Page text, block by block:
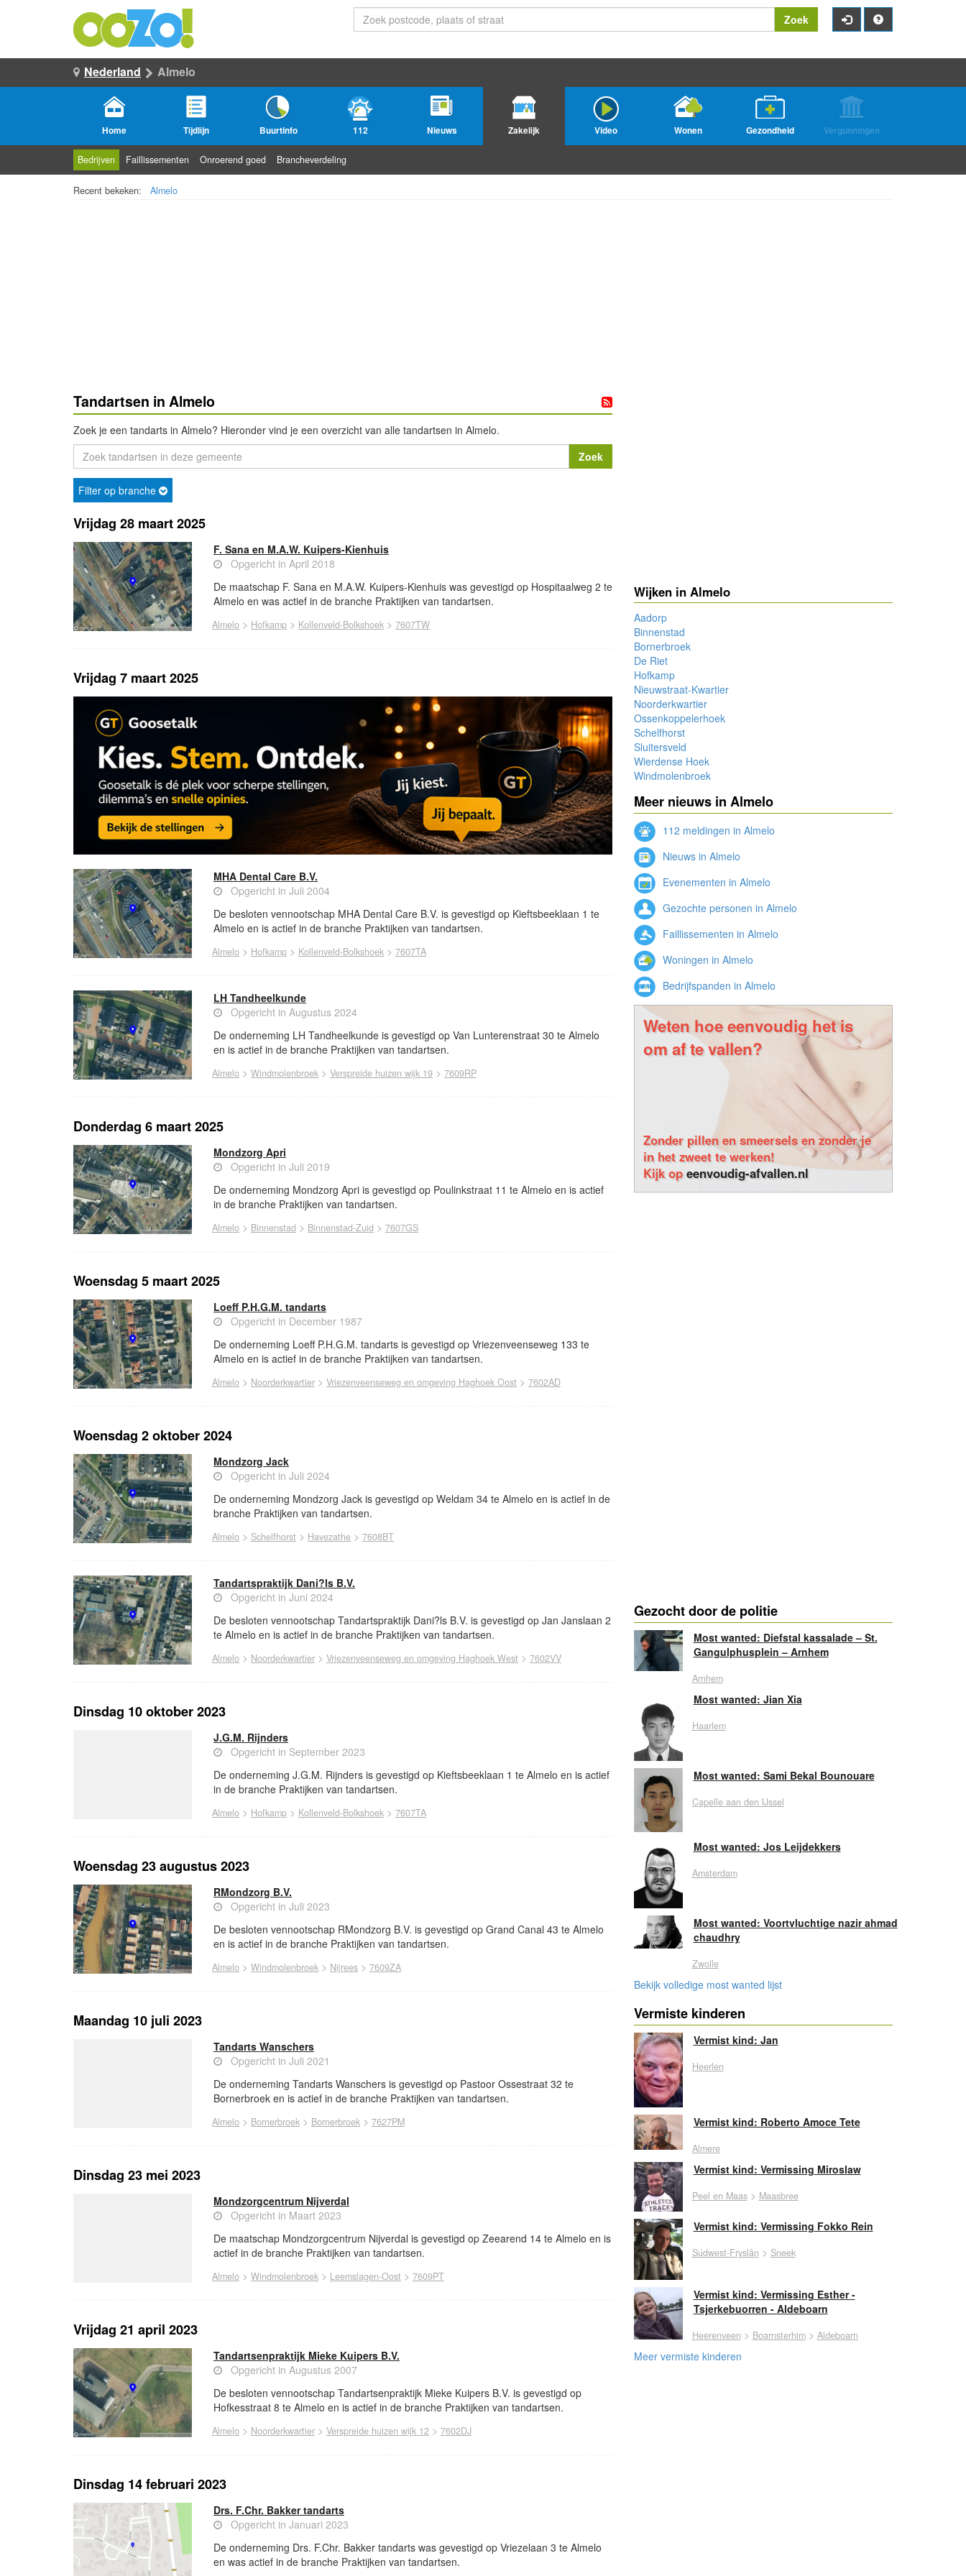
Zoek
Nederland Almelo
Home Tijdlijn Buurtinfo 112 Nieuws Zakelijk Video Wonen Gezondheid Vergunningen
Bedrijven Faillissementen Onroerend goed Brancheverdeling
Recent bekeken: Almelo
Tandartsen in Almelo
Zoek je een tandarts in Almelo? Hieronder vind je een overzicht van alle tandartsen in Almelo.
Filter op branche
Vrijdag 28 maart 2025
F. Sana en M.A.W. Kuipers-Kienhuis
Opgericht in April 2018
De maatschap F. Sana en M.A.W. Kuipers-Kienhuis was gevestigd op Hospitaalweg 2 te
Almelo en was actief in de branche Praktijken van tandartsen.
Almelo > Hofkamp > Kollenveld-Bolkshoek > 7607TW
Vrijdag 7 maart 2025
MHA Dental Care B.V.
Opgericht in Juli 2004
De besloten vennootschap MHA Dental Care B.V. is gevestigd op Kieftsbeeklaan 1 te
Almelo en is actief in de branche Praktijken van tandartsen.
Almelo > Hofkamp > Kollenveld-Bolkshoek > 7607TA
LH Tandheelkunde
Opgericht in Augustus 2024
De onderneming LH Tandheelkunde is gevestigd op Van Lunterenstraat 30 te Almelo
en is actief in de branche Praktijken van tandartsen.
Almelo > Windmolenbroek > Verspreide huizen wijk 19 > 7609RP
Donderdag 6 maart 2025
Mondzorg Apri
Opgericht in Juli 2019
De onderneming Mondzorg Apri is gevestigd op Poulinkstraat 11 te Almelo en is actief
in de branche Praktijken van tandartsen.
Almelo > Binnenstad > Binnenstad-Zuid > 7607GS
Woensdag 5 maart 2025
Loeff P.H.G.M. tandarts
Opgericht in December 1987
De onderneming Loeff P.H.G.M. tandarts is gevestigd op Vriezenveenseweg 133 te
Almelo en is actief in de branche Praktijken van tandartsen.
Almelo > Noorderkwartier > Vriezenveenseweg en omgeving Haghoek Oost > 7602AD
Woensdag 2 oktober 2024
Mondzorg Jack
Opgericht in Juli 2024
De onderneming Mondzorg Jack is gevestigd op Weldam 34 te Almelo en is actief in de
branche Praktijken van tandartsen.
Almelo > Schelfhorst > Havezathe > 7608BT
Tandartspraktijk Dani?ls B.V.
Opgericht in Juni 2024
De besloten vennootschap Tandartspraktijk Dani?ls B.V. is gevestigd op Jan Janslaan 2
te Almelo en is actief in de branche Praktijken van tandartsen.
Almelo > Noorderkwartier > Vriezenveenseweg en omgeving Haghoek West > 7602VV
Dinsdag 10 oktober 2023
J.G.M. Rijnders
Opgericht in September 2023
De onderneming J.G.M. Rijnders is gevestigd op Kieftsbeeklaan 1 te Almelo en is actief
in de branche Praktijken van tandartsen.
Almelo > Hofkamp > Kollenveld-Bolkshoek > 7607TA
Woensdag 23 augustus 2023
RMondzorg B.V.
Opgericht in Juli 2023
De besloten vennootschap RMondzorg B.V. is gevestigd op Grand Canal 43 te Almelo
en is actief in de branche Praktijken van tandartsen.
Almelo > Windmolenbroek > Nijrees > 7609ZA
Maandag 10 juli 2023
Tandarts Wanschers
Opgericht in Juli 2021
De onderneming Tandarts Wanschers is gevestigd op Pastoor Ossestraat 32 te
Bornerbroek en is actief in de branche Praktijken van tandartsen.
Almelo > Bornerbroek > Bornerbroek > 7627PM
Dinsdag 23 mei 2023
Mondzorgcentrum Nijverdal
Opgericht in Maart 2023
De maatschap Mondzorgcentrum Nijverdal is gevestigd op Zeearend 14 te Almelo en is
actief in de branche Praktijken van tandartsen.
Almelo > Windmolenbroek > Leemslagen-Oost > 7609PT
Vrijdag 21 april 2023
Tandartsenpraktijk Mieke Kuipers B.V.
Opgericht in Augustus 2007
De besloten vennootschap Tandartsenpraktijk Mieke Kuipers B.V. is gevestigd op
Hofkesstraat 8 te Almelo en is actief in de branche Praktijken van tandartsen.
Almelo > Noorderkwartier > Verspreide huizen wijk 12 > 7602DJ
Dinsdag 14 februari 2023
Drs. F.Chr. Bakker tandarts
Opgericht in Januari 2023
De onderneming Drs. F.Chr. Bakker tandarts was gevestigd op Vriezelaan 3 te Almelo
en was actief in de branche Praktijken van tandartsen.
Wijken in Almelo
Aadorp
Binnenstad
Bornerbroek
De Riet
Hofkamp
Nieuwstraat-Kwartier
Noorderkwartier
Ossenkoppelerhoek
Schelfhorst
Sluitersveld
Wierdense Hoek
Windmolenbroek
Meer nieuws in Almelo
112 meldingen in Almelo
Nieuws in Almelo
Evenementen in Almelo
Gezochte personen in Almelo
Faillissementen in Almelo
Woningen in Almelo
Bedrijfspanden in Almelo
Weten hoe eenvoudig het is
om af te vallen?
Zonder pillen en smeersels en zonder je
in het zweet te werken!
Kijk opeenvoudig-afvallen.nl
Gezocht door de politie
Most wanted: Diefstal kassalade – St.
Gangulphusplein – Arnhem
Arnhem
Most wanted: Jian Xia
Haarlem
Most wanted: Sami Bekal Bounouare
Capelle aan den IJssel
Most wanted: Jos Leijdekkers
Amsterdam
Most wanted: Voortvluchtige nazir ahmad
chaudhry
Zwolle
Bekijk volledige most wanted lijst
Vermiste kinderen
Vermist kind: Jan
Heerlen
Vermist kind: Roberto Amoce Tete
Almere
Vermist kind: Vermissing Miroslaw
Peel en Maas> Maasbree
Vermist kind: Vermissing Fokko Rein
Súdwest-Fryslân > Sneek
Vermist kind: Vermissing Esther -
Tsjerkebuorren - Aldeboarn
Heerenveen > Boarnsterhim> Aldeboarn
Meer vermiste kinderen